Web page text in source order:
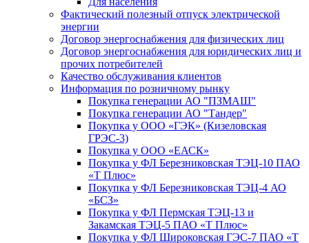
Фактический полезный отпуск электрической
энергии
Договор энергоснабжения для физических лиц
Договор энергоснабжения для юридических лиц и
прочих потребителей
Качество обслуживания клиентов
Информация по розничному рынку
Покупка генерации АО "ПЗМАШ"
Покупка генерации АО "Тандер"
Покупка у ООО «ГЭК» (Кизеловская
ГРЭС-3)
Покупка у ООО «ЕАСК»
Покупка у ФЛ Березниковская ТЭЦ-10 ПАО
«Т Плюс»
Покупка у ФЛ Березниковская ТЭЦ-4 АО
«БСЗ»
Покупка у ФЛ Пермская ТЭЦ-13 и
Закамская ТЭЦ-5 ПАО «Т Плюс»
Покупка у ФЛ Широковская ГЭС-7 ПАО «Т